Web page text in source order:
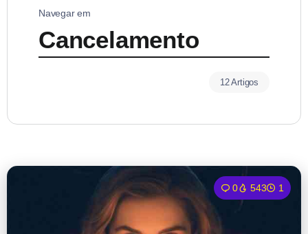
Navegar em
Cancelamento
12 Artigos
0 543 1